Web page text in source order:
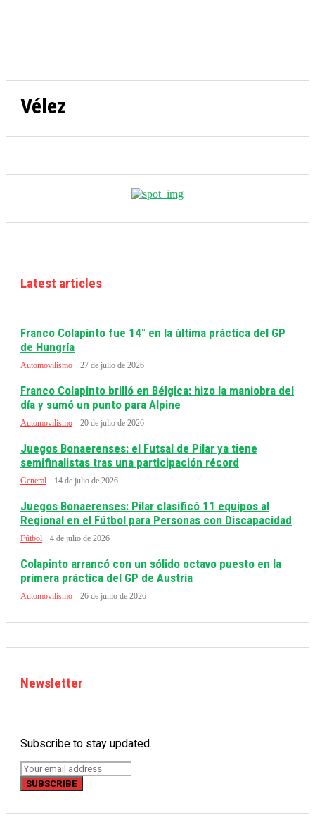
Vélez
Latest articles
Franco Colapinto fue 14° en la última práctica del GP
de Hungría
Automovilismo 27 de julio de 2026
Franco Colapinto brilló en Bélgica: hizo la maniobra del
día y sumó un punto para Alpine
Automovilismo 20 de julio de 2026
Juegos Bonaerenses: el Futsal de Pilar ya tiene
semifinalistas tras una participación récord
General 14 de julio de 2026
Juegos Bonaerenses: Pilar clasificó 11 equipos al
Regional en el Fútbol para Personas con Discapacidad
Fútbol 4 de julio de 2026
Colapinto arrancó con un sólido octavo puesto en la
primera práctica del GP de Austria
Automovilismo 26 de junio de 2026
Newsletter
Subscribe to stay updated.
SUBSCRIBE